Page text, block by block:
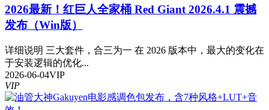
2026最新！红巨人全家桶 Red Giant 2026.4.1 震撼
发布（Win版）
详细说明 三大套件，合三为一 在 2026 版本中，最大的变化在
于安装逻辑的优化...
2026-06-04VIP
VIP